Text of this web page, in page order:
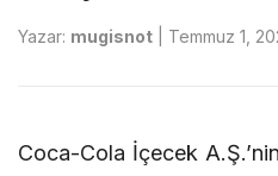
Yazar: mugisnot Temmuz 1,
Coca-Cola İçecek